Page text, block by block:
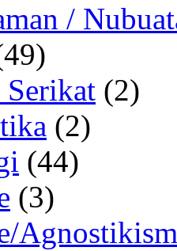
/
(2)
(2)
(44)
(3)